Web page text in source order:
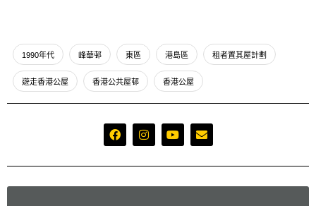
1990年代 峰華邨 東區 港島區 租者置其屋計劃
遊走香港公屋 香港公共屋邨 香港公屋